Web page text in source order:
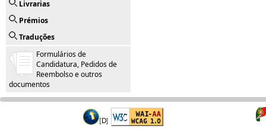
Livrarias
Prémios
Traduções
Formulários de
Candidatura, Pedidos de
Reembolso e outros
documentos